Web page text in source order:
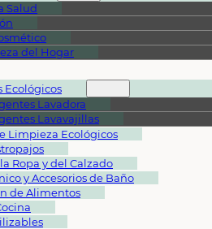
Salud
del Hogar
Ecológicos
Lavadora
Lavavajillas
Limpieza Ecológicos
Ropa y del Calzado
y Accesorios de Baño
de Alimentos